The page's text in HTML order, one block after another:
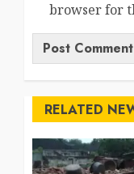
browser for
RELATED